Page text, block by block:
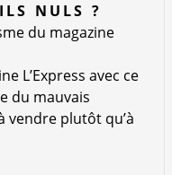
NULS ?
du magazine
L’Express avec ce
du mauvais
vendre plutôt qu’à